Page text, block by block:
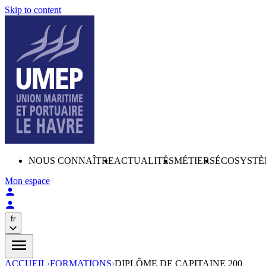
Skip to content
NOUS CONNAÎTREACTUALITÉSMÉTIERS
Mon espace
fr
ACCUEIL›FORMATIONS›DIPLÔME DE CAPITAINE 200